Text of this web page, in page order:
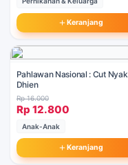
Keranjang
Pahlawan Nasional : Cut Nyak
Dhien
Rp 16.000
Rp 12.800
Anak-Anak
Keranjang